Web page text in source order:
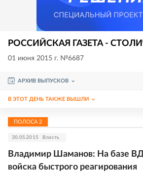
РОССИЙСКАЯ ГАЗЕТА -
01 июня 2015 г. №6687
АРХИВ ВЫПУСКОВ
В ЭТОТ ДЕНЬ ТАКЖЕ ВЫШЛИ
ПОЛОСА 2
30.05.2015 Власть
Владимир Шаманов: На базе
войска быстрого реагирования